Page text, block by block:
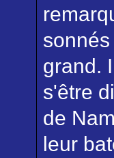
grand.
s'être
de
leur